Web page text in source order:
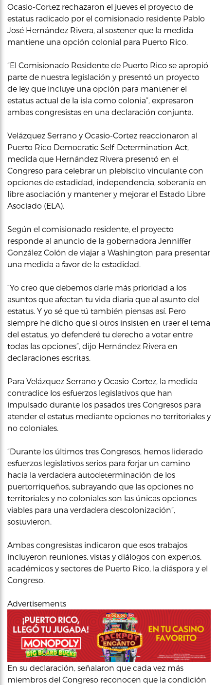
Ocasio-Cortez rechazaron el jueves el proyecto de
estatus radicado por el comisionado residente Pablo
José Hernández Rivera, al sostener que la medida
mantiene una opción colonial para Puerto Rico.
“El Comisionado Residente de Puerto Rico se apropió
parte de nuestra legislación y presentó un proyecto
de ley que incluye una opción para mantener el
estatus actual de la isla como colonia”, expresaron
ambas congresistas en una declaración conjunta.
Velázquez Serrano y Ocasio-Cortez reaccionaron al
Puerto Rico Democratic Self-Determination Act,
medida que Hernández Rivera presentó en el
Congreso para celebrar un plebiscito vinculante con
opciones de estadidad, independencia, soberanía en
libre asociación y mantener y mejorar el Estado Libre
Asociado (ELA).
Según el comisionado residente, el proyecto
responde al anuncio de la gobernadora Jenniffer
González Colón de viajar a Washington para presentar
una medida a favor de la estadidad.
“Yo creo que debemos darle más prioridad a los
asuntos que afectan tu vida diaria que al asunto del
estatus. Y yo sé que tú también piensas así. Pero
siempre he dicho que si otros insisten en traer el tema
del estatus, yo defenderé tu derecho a votar entre
todas las opciones”, dijo Hernández Rivera en
declaraciones escritas.
Para Velázquez Serrano y Ocasio-Cortez, la medida
contradice los esfuerzos legislativos que han
impulsado durante los pasados tres Congresos para
atender el estatus mediante opciones no territoriales y
no coloniales.
“Durante los últimos tres Congresos, hemos liderado
esfuerzos legislativos serios para forjar un camino
hacia la verdadera autodeterminación de los
puertorriqueños, subrayando que las opciones no
territoriales y no coloniales son las únicas opciones
viables para una verdadera descolonización”,
sostuvieron.
Ambas congresistas indicaron que esos trabajos
incluyeron reuniones, vistas y diálogos con expertos,
académicos y sectores de Puerto Rico, la diáspora y el
Congreso.
Advertisements
En su declaración, señalaron que cada vez más
miembros del Congreso reconocen que la condición